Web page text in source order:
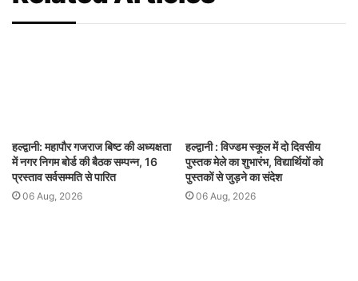
हल्द्वानी: महापौर गजराज बिष्ट की अध्यक्षता
में नगर निगम बोर्ड की बैठक सम्पन्न, 16
प्रस्ताव सर्वसम्मति से पारित
06 Aug, 2026
हल्द्वानी : विज्डम स्कूल में दो दिवसीय
पुस्तक मेले का शुभारंभ, विद्यार्थियों को
पुस्तकों से जुड़ने का संदेश
06 Aug, 2026